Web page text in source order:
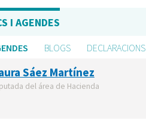
I AGENDES
BLOGS DECLARACIONS
Sáez Martínez
del área de Hacienda